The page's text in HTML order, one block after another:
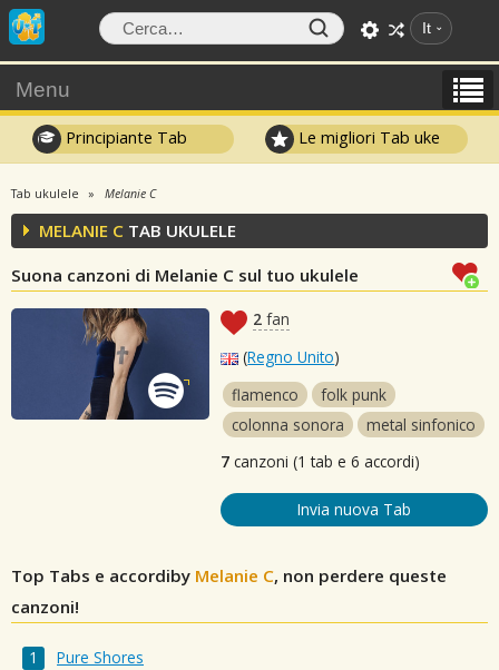
It
Menu
Principiante Tab Le migliori Tab uke
Tab ukulele Melanie C
MELANIE C TAB UKULELE
Suona canzoni di Melanie C sul tuo ukulele
2 fan
(Regno Unito)
flamenco
folk punk
colonna sonora
metal sinfonico
7 canzoni (1 tab e 6 accordi)
Invia nuova Tab
Top Tabs e accordiby Melanie C, non perdere queste
canzoni!
Pure Shores